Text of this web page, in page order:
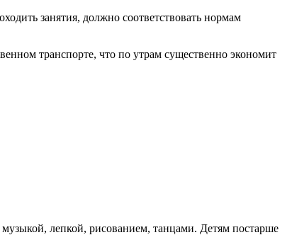
занятия, должно соответствовать нормам
транспорте, что по утрам существенно экономит
лепкой, рисованием, танцами. Детям постарше